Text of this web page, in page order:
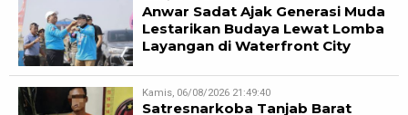
Anwar Sadat Ajak Generasi Muda
Lestarikan Budaya Lewat Lomba
Layangan di Waterfront City
Kamis, 06/08/2026 21:49:40
Satresnarkoba Tanjab Barat